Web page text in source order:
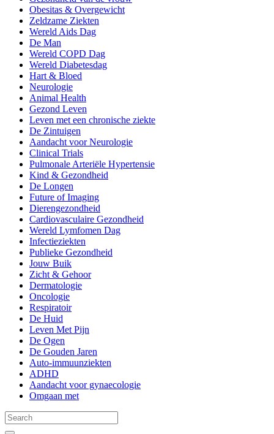
Obesitas & Overgewicht
Zeldzame Ziekten
Wereld Aids Dag
De Man
Wereld COPD Dag
Wereld Diabetesdag
Hart & Bloed
Neurologie
Animal Health
Gezond Leven
Leven met een chronische ziekte
De Zintuigen
Aandacht voor Neurologie
Clinical Trials
Pulmonale Arteriële Hypertensie
Kind & Gezondheid
De Longen
Future of Imaging
Dierengezondheid
Cardiovasculaire Gezondheid
Wereld Lymfomen Dag
Infectieziekten
Publieke Gezondheid
Jouw Buik
Zicht & Gehoor
Dermatologie
Oncologie
Respiratoir
De Huid
Leven Met Pijn
De Ogen
De Gouden Jaren
Auto-immuunziekten
ADHD
Aandacht voor gynaecologie
Omgaan met